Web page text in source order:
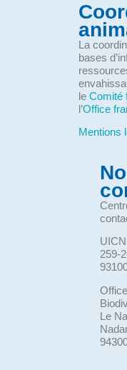
La
bases
le Comité
l’Office
Mentions
259-
Le